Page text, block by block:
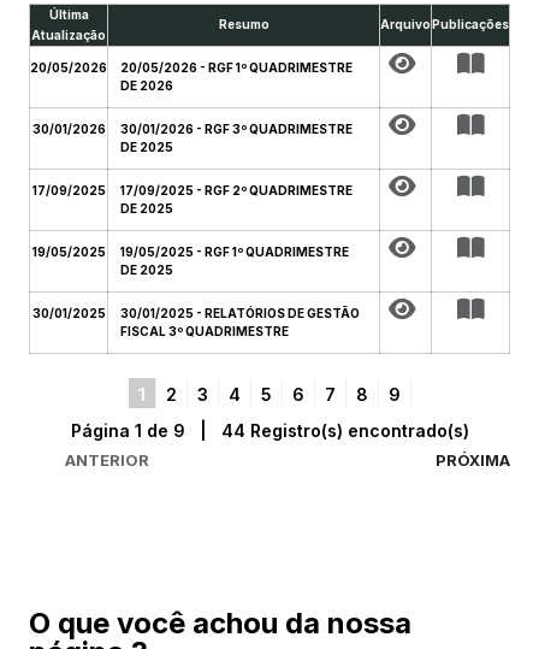
Última
Atualização
Resumo ArquivoPublicações
20/05/2026
20/05/2026 - RGF 1º QUADRIMESTRE
DE 2026
30/01/2026
30/01/2026 - RGF 3º QUADRIMESTRE
DE 2025
17/09/2025
17/09/2025 - RGF 2º QUADRIMESTRE
DE 2025
19/05/2025
19/05/2025 - RGF 1º QUADRIMESTRE
DE 2025
30/01/2025
30/01/2025 - RELATÓRIOS DE GESTÃO
FISCAL 3º QUADRIMESTRE
1 2 3 4 5 6 7 8 9
ANTERIOR
Página 1 de 9 | 44 Registro(s) encontrado(s)
PRÓXIMA
O que você achou da nossa